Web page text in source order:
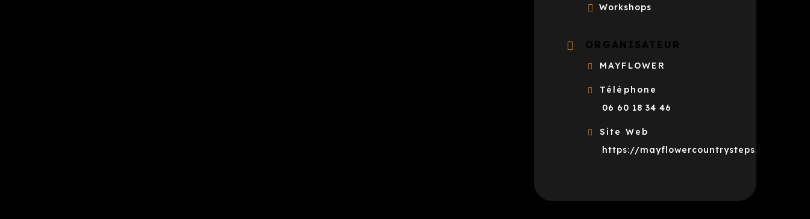
Workshops
ORGANISATEUR
MAYFLOWER
Téléphone
06 60 18 34 46
Site Web
https://mayflowercountrysteps.com